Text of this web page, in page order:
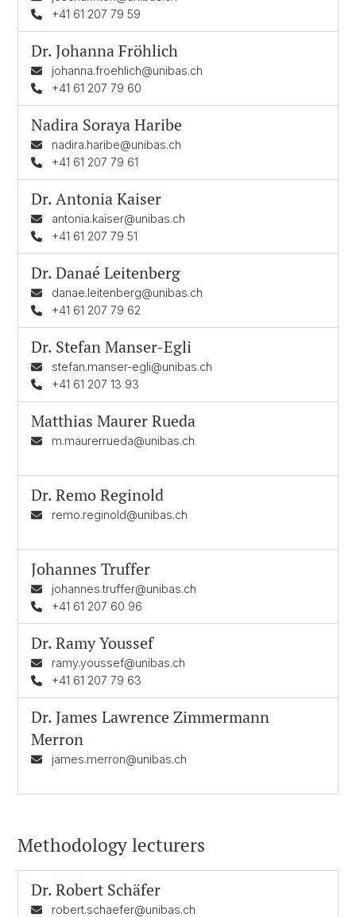
+41 61 207 79 59
Dr.Johanna Fröhlich
johanna.froehlich@unibas.ch
+41 61 207 79 60
Nadira Soraya Haribe
nadira.haribe@unibas.ch
+41 61 207 79 61
Dr.Antonia Kaiser
antonia.kaiser@unibas.ch
+41 61 207 79 51
Dr.Danaé Leitenberg
danae.leitenberg@unibas.ch
+41 61 207 79 62
Dr. Stefan Manser-Egli
stefan.manser-egli@unibas.ch
+41 61 207 13 93
Matthias Maurer Rueda
m.maurerrueda@unibas.ch
Dr.Remo Reginold
remo.reginold@unibas.ch
Johannes Truffer
johannes.truffer@unibas.ch
+41 61 207 60 96
Dr.Ramy Youssef
ramy.youssef@unibas.ch
+41 61 207 79 63
Dr.James Lawrence Zimmermann
Merron
james.merron@unibas.ch
Methodology lecturers
Dr.Robert Schäfer
robert.schaefer@unibas.ch